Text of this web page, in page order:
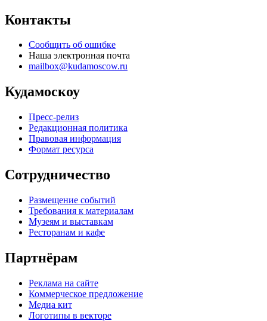
Контакты
Сообщить об ошибке
Наша электронная почта
mailbox@kudamoscow.ru
Кудамоскоу
Пресс-релиз
Редакционная политика
Правовая информация
Формат ресурса
Сотрудничество
Размещение событий
Требования к материалам
Музеям и выставкам
Ресторанам и кафе
Партнёрам
Реклама на сайте
Коммерческое предложение
Медиа кит
Логотипы в векторе